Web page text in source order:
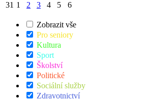
31 1 2 3 4 5 6
Zobrazit vše
Pro seniory
Kultura
Sport
Školství
Politické
Sociální služby
Zdravotnictví